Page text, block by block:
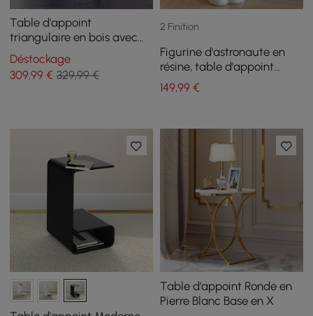
Table d'appoint
triangulaire en bois avec
base en métal
Déstockage
309,99 € 329,99 €
2 Finition
Figurine d'astronaute en
résine, table d'appoint
flottante dorée avec
rangement
149,99€
Table d'appoint Ronde en
Pierre Blanc Base en X